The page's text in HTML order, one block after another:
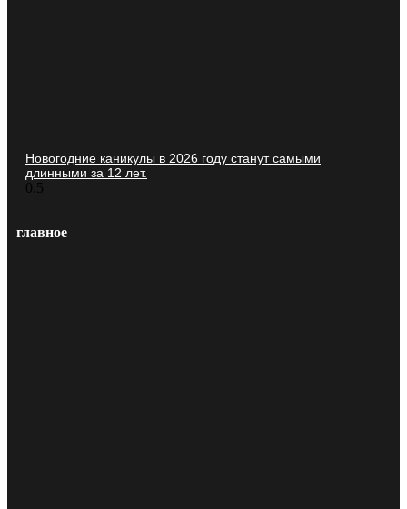
Новогодние каникулы в 2026 году станут самыми
длинными за 12 лет.
главное